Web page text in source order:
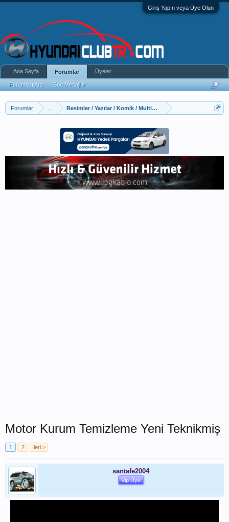
Giriş Yapın veya Üye Olun
Forumlar Resimler / Yazılar / Komik / Multimedya
Motor Kurum Temizleme Yeni Teknikmiş
1 2 İleri >
santafe2004
Vip Üye
Ana Sayfa Forumlar
Forumları Ara Son Mesajlar
Üyeler